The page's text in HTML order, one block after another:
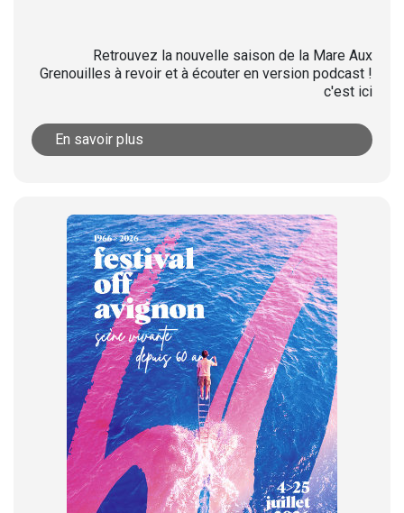
Retrouvez la nouvelle saison de la Mare Aux
Grenouilles à revoir et à écouter en version podcast !
c'est ici
En savoir plus